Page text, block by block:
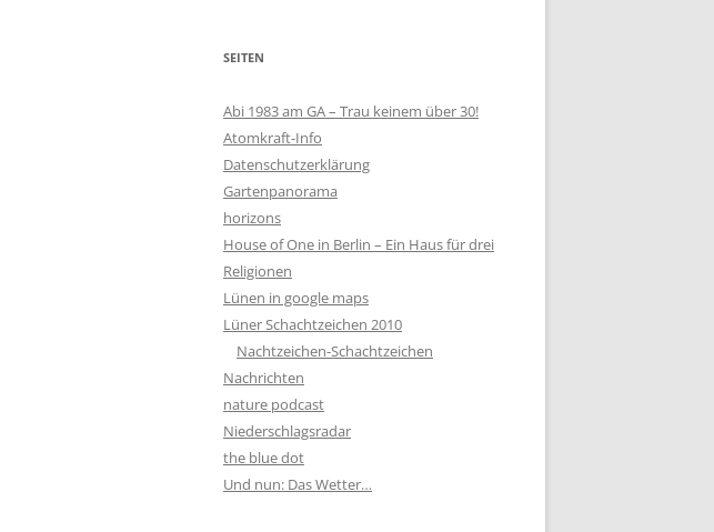
SEITEN
Abi 1983 am GA – Trau keinem über 30!
Atomkraft-Info
Datenschutzerklärung
Gartenpanorama
horizons
House of One in Berlin – Ein Haus für drei
Religionen
Lünen in google maps
Lüner Schachtzeichen 2010
Nachtzeichen-Schachtzeichen
Nachrichten
nature podcast
Niederschlagsradar
the blue dot
Und nun: Das Wetter…